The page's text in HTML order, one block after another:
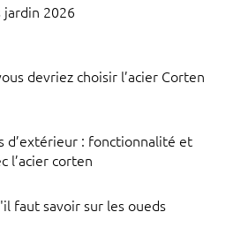
jardin 2026
devriez choisir l’acier Corten
d’extérieur : fonctionnalité et
l’acier corten
faut savoir sur les oueds